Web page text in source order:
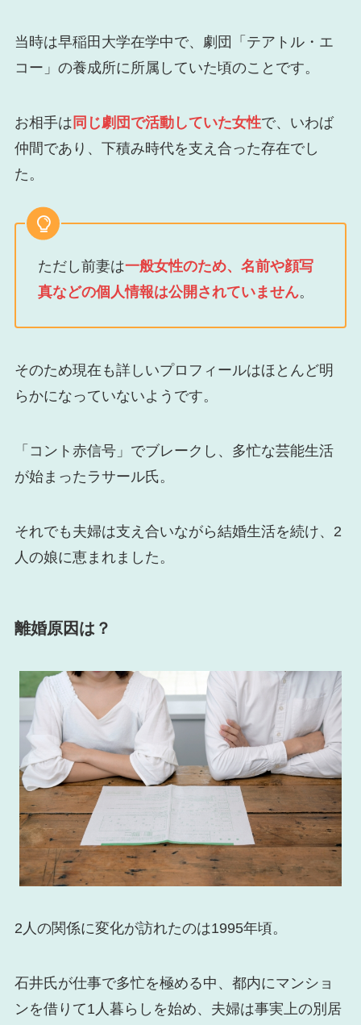
当時は早稲田大学在学中で、劇団「テアトル・エ
コー」の養成所に所属していた頃のことです。
お相手は 同じ劇団で活動していた女性で、いわば
仲間であり、下積み時代を支え合った存在でし
た。
ただし前妻は一般女性のため、名前や顔写
真などの個人情報は公開されていません。
そのため現在も詳しいプロフィールはほとんど明
らかになっていないようです。
「コント赤信号」でブレークし、多忙な芸能生活
が始まったラサール氏。
それでも夫婦は支え合いながら結婚生活を続け、2
人の娘に恵まれました。
離婚原因は？
2人の関係に変化が訪れたのは1995年頃。
石井氏が仕事で多忙を極める中、都内にマンショ
ンを借りて1人暮らしを始め、夫婦は事実上の別居